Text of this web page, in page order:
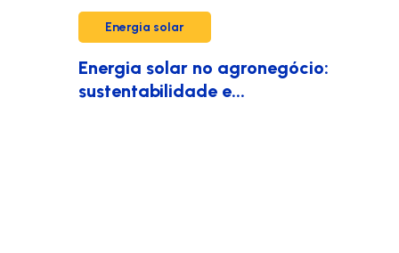
Energia solar
Energia solar no agronegócio:
sustentabilidade e...